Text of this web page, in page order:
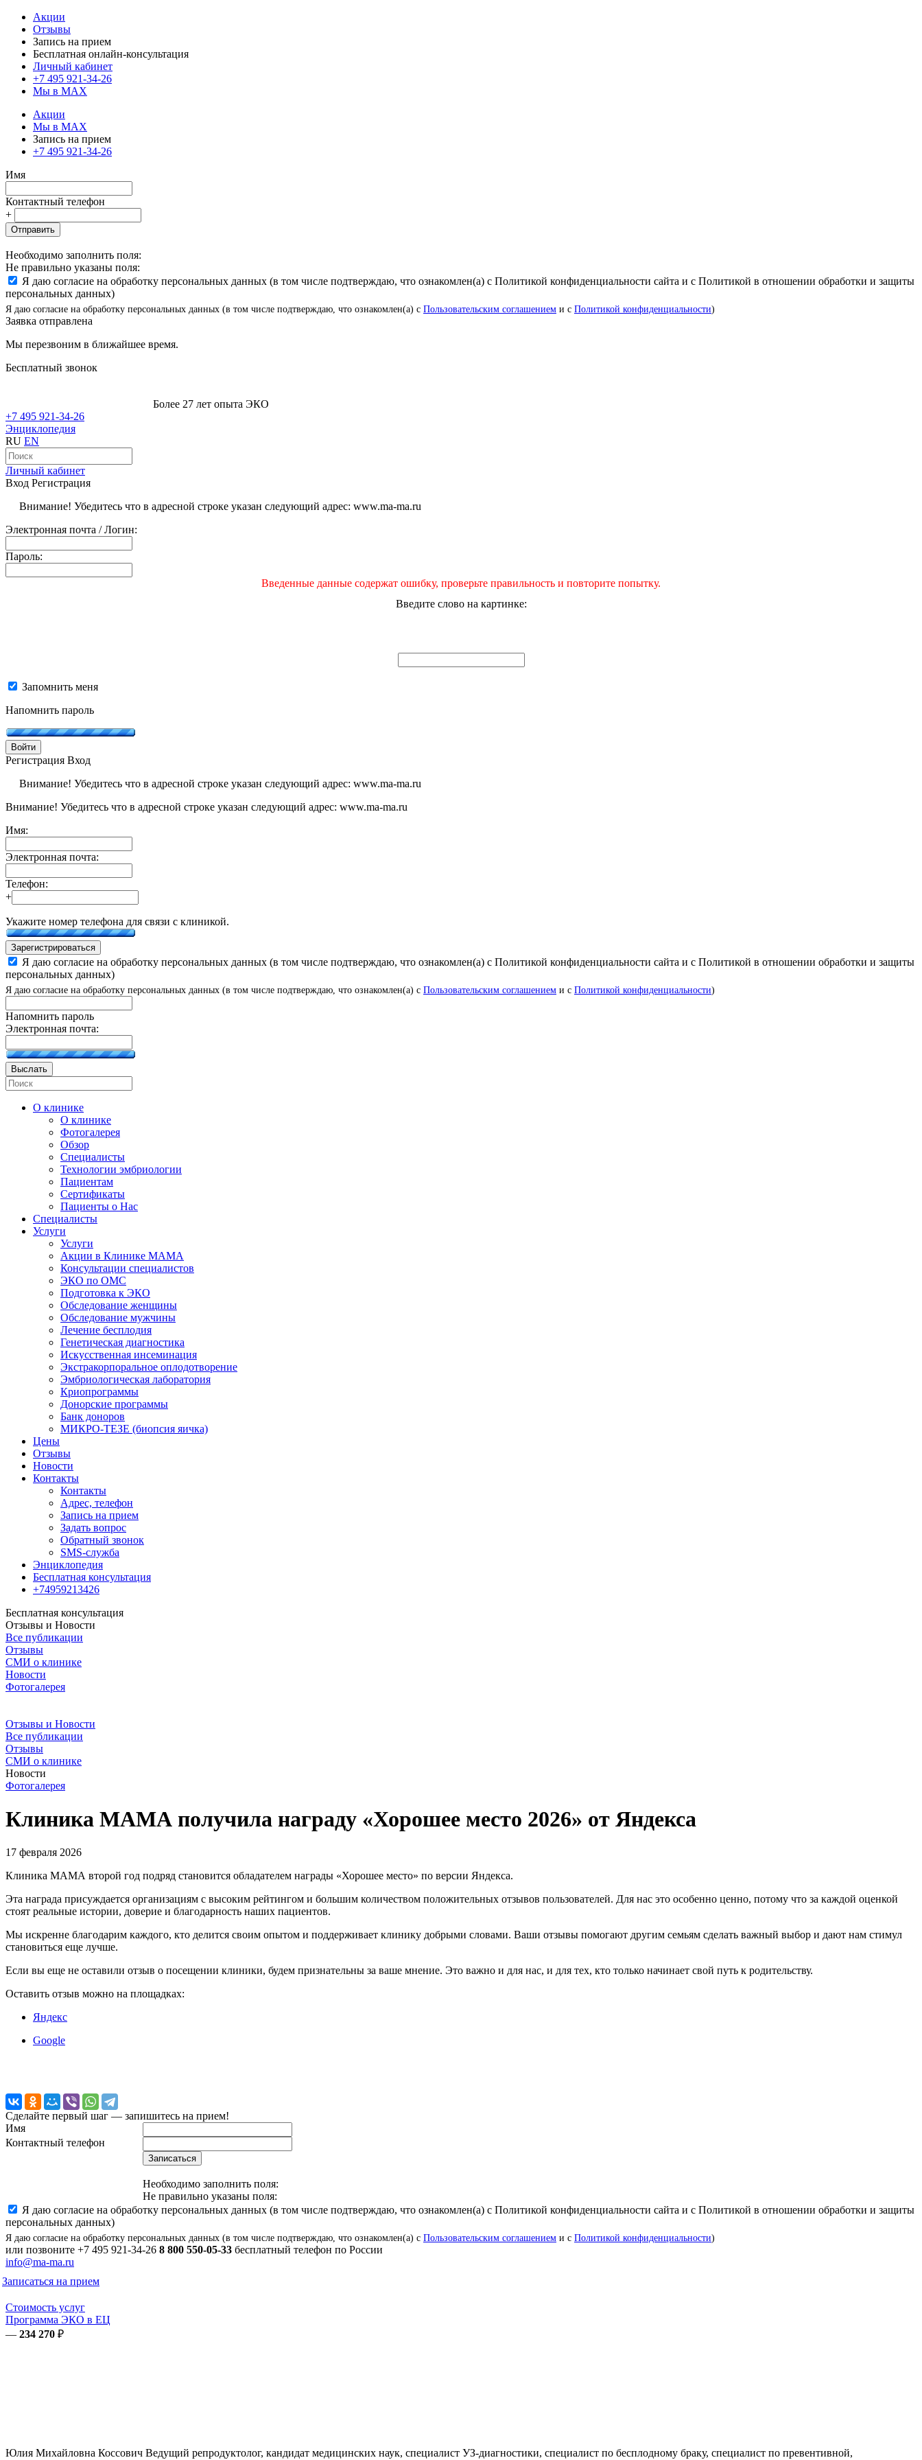
Акции
Отзывы
Запись на прием
Бесплатная онлайн-консультация
Личный кабинет
+7 495 921-34-26
Мы в MAX
Акции
Мы в MAX
Запись на прием
+7 495 921-34-26
Имя
Контактный телефон
+
Отправить
Необходимо заполнить поля:
Не правильно указаны поля:
Я даю согласие на обработку персональных данных (в том числе подтверждаю, что ознакомлен(а) с Политикой конфиденциальности сайта и с Политикой в отношении обработки и защиты
персональных данных)
Я даю согласие на обработку персональных данных (в том числе подтверждаю, что ознакомлен(а) с Пользовательским соглашением и с Политикой конфиденциальности)
Заявка отправлена
Мы перезвоним в ближайшее время.
Бесплатный звонок
Более 27 лет опыта ЭКО
+7 495 921-34-26
Энциклопедия
RU EN
Личный кабинет
Вход Регистрация
Внимание! Убедитесь что в адресной строке указан следующий адрес: www.ma-ma.ru
Электронная почта / Логин:
Пароль:
Введенные данные содержат ошибку, проверьте правильность и повторите попытку.
Введите слово на картинке:
Запомнить меня
Напомнить пароль
Войти
Регистрация Вход
Внимание! Убедитесь что в адресной строке указан следующий адрес: www.ma-ma.ru
Внимание! Убедитесь что в адресной строке указан следующий адрес: www.ma-ma.ru
Имя:
Электронная почта:
Телефон:
+
Укажите номер телефона для связи с клиникой.
Зарегистрироваться
Я даю согласие на обработку персональных данных (в том числе подтверждаю, что ознакомлен(а) с Политикой конфиденциальности сайта и с Политикой в отношении обработки и защиты
персональных данных)
Я даю согласие на обработку персональных данных (в том числе подтверждаю, что ознакомлен(а) с Пользовательским соглашением и с Политикой конфиденциальности)
Напомнить пароль
Электронная почта:
Выслать
О клинике
О клинике
Фотогалерея
Обзор
Специалисты
Технологии эмбриологии
Пациентам
Сертификаты
Пациенты о Нас
Специалисты
Услуги
Услуги
Акции в Клинике МАМА
Консультации специалистов
ЭКО по ОМС
Подготовка к ЭКО
Обследование женщины
Обследование мужчины
Лечение бесплодия
Генетическая диагностика
Искусственная инсеминация
Экстракорпоральное оплодотворение
Эмбриологическая лаборатория
Криопрограммы
Донорские программы
Банк доноров
МИКРО-ТЕЗЕ (биопсия яичка)
Цены
Отзывы
Новости
Контакты
Контакты
Адрес, телефон
Запись на прием
Задать вопрос
Обратный звонок
SMS-служба
Энциклопедия
Бесплатная консультация
+74959213426
Бесплатная консультация
Отзывы и Новости
Все публикации
Отзывы
СМИ о клинике
Новости
Фотогалерея
Отзывы и Новости
Все публикации
Отзывы
СМИ о клинике
Новости
Фотогалерея
Клиника МАМА получила награду «Хорошее место 2026» от Яндекса
17 февраля 2026
Клиника МАМА второй год подряд становится обладателем награды «Хорошее место» по версии Яндекса.
Эта награда присуждается организациям с высоким рейтингом и большим количеством положительных отзывов пользователей. Для нас это особенно ценно, потому что за каждой оценкой
стоят реальные истории, доверие и благодарность наших пациентов.
Мы искренне благодарим каждого, кто делится своим опытом и поддерживает клинику добрыми словами. Ваши отзывы помогают другим семьям сделать важный выбор и дают нам стимул
становиться еще лучше.
Если вы еще не оставили отзыв о посещении клиники, будем признательны за ваше мнение. Это важно и для нас, и для тех, кто только начинает свой путь к родительству.
Оставить отзыв можно на площадках:
Яндекс
Google
Сделайте первый шаг — запишитесь на прием!
Имя
Контактный телефон
Записаться
Необходимо заполнить поля:
Не правильно указаны поля:
Я даю согласие на обработку персональных данных (в том числе подтверждаю, что ознакомлен(а) с Политикой конфиденциальности сайта и с Политикой в отношении обработки и защиты
персональных данных)
Я даю согласие на обработку персональных данных (в том числе подтверждаю, что ознакомлен(а) с Пользовательским соглашением и с Политикой конфиденциальности)
или позвоните +7 495 921-34-26 8 800 550-05-33 бесплатный телефон по России
info@ma-ma.ru
Записаться на прием
Стоимость услуг
Программа ЭКО в ЕЦ
— 234 270 ₽
Юлия Михайловна Коссович Ведущий репродуктолог, кандидат медицинских наук, специалист УЗ-диагностики, специалист по бесплодному браку, специалист по превентивной,